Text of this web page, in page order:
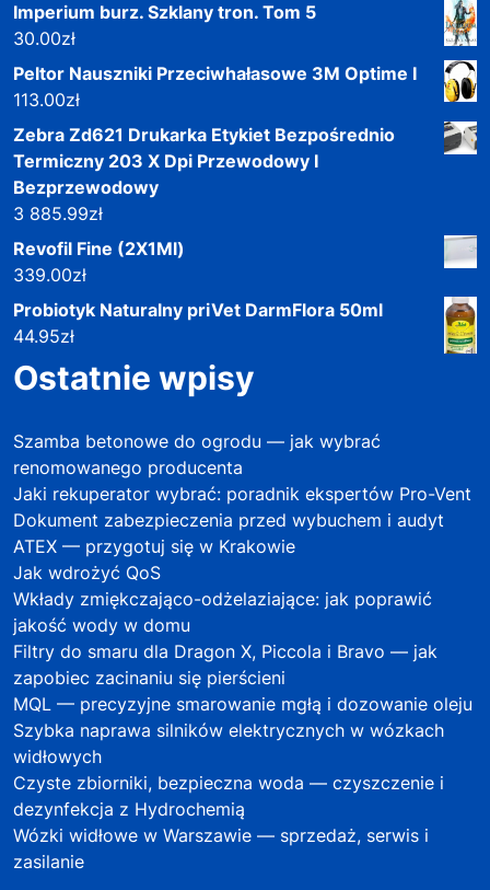
Imperium burz. Szklany tron. Tom 5
30.00zł
Peltor Nauszniki Przeciwhałasowe 3M Optime I
113.00zł
Zebra Zd621 Drukarka Etykiet Bezpośrednio
Termiczny 203 X Dpi Przewodowy I
Bezprzewodowy
3 885.99zł
Revofil Fine (2X1Ml)
339.00zł
Probiotyk Naturalny priVet DarmFlora 50ml
44.95zł
Ostatnie wpisy
Szamba betonowe do ogrodu — jak wybrać
renomowanego producenta
Jaki rekuperator wybrać: poradnik ekspertów Pro-Vent
Dokument zabezpieczenia przed wybuchem i audyt
ATEX — przygotuj się w Krakowie
Jak wdrożyć QoS
Wkłady zmiękczająco-odżelaziające: jak poprawić
jakość wody w domu
Filtry do smaru dla Dragon X, Piccola i Bravo — jak
zapobiec zacinaniu się pierścieni
MQL — precyzyjne smarowanie mgłą i dozowanie oleju
Szybka naprawa silników elektrycznych w wózkach
widłowych
Czyste zbiorniki, bezpieczna woda — czyszczenie i
dezynfekcja z Hydrochemią
Wózki widłowe w Warszawie — sprzedaż, serwis i
zasilanie